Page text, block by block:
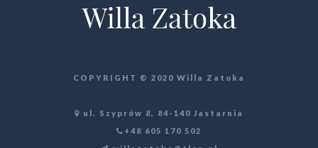
COPYRIGHT © 2020 Willa Zatoka
ul. Szyprów 8, 84-140 Jastarnia
+48 605 170 502